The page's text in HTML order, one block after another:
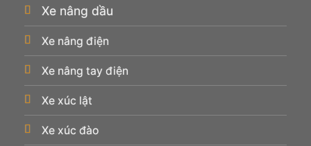
Xe nâng dầu
Xe nâng điện
Xe nâng tay điện
Xe xúc lật
Xe xúc đào